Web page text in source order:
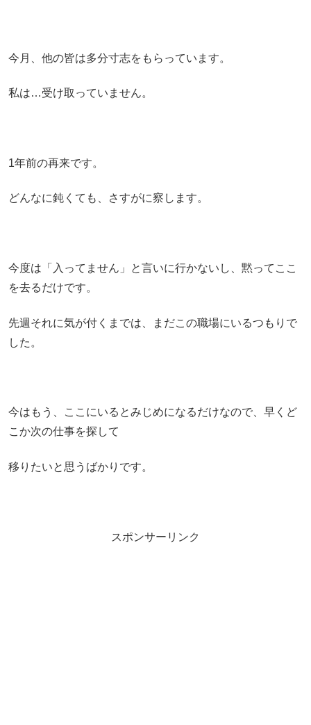
今月、他の皆は多分寸志をもらっています。
私は…受け取っていません。
1年前の再来です。
どんなに鈍くても、さすがに察します。
今度は「入ってません」と言いに行かないし、黙ってここ
を去るだけです。
先週それに気が付くまでは、まだこの職場にいるつもりで
した。
今はもう、ここにいるとみじめになるだけなので、早くど
こか次の仕事を探して
移りたいと思うばかりです。
スポンサーリンク